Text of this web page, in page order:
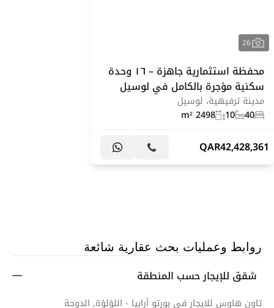
26
محفظة استثمارية جاهزة – ١٦ وحدة
سكنية مؤجرة بالكامل في لوسيل
مدينة ترفيهية، لوسيل
40
10
2498 m²
42,428,361
QAR
روابط وعمليات بحث عقارية شائعة
شقق للإيجار حسب المنطقة
تاون هاوس للايجار في بورتو أرابيا - اللؤلؤة, الدوحة